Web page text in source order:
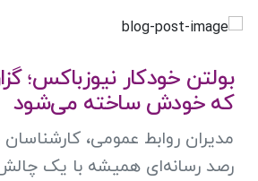
بولتن خودکار نیوزباکس؛
که خودش ساخته می‌شود
مدیران روابط عمومی،
رصد رسانه‌ای همیشه با یک چالش